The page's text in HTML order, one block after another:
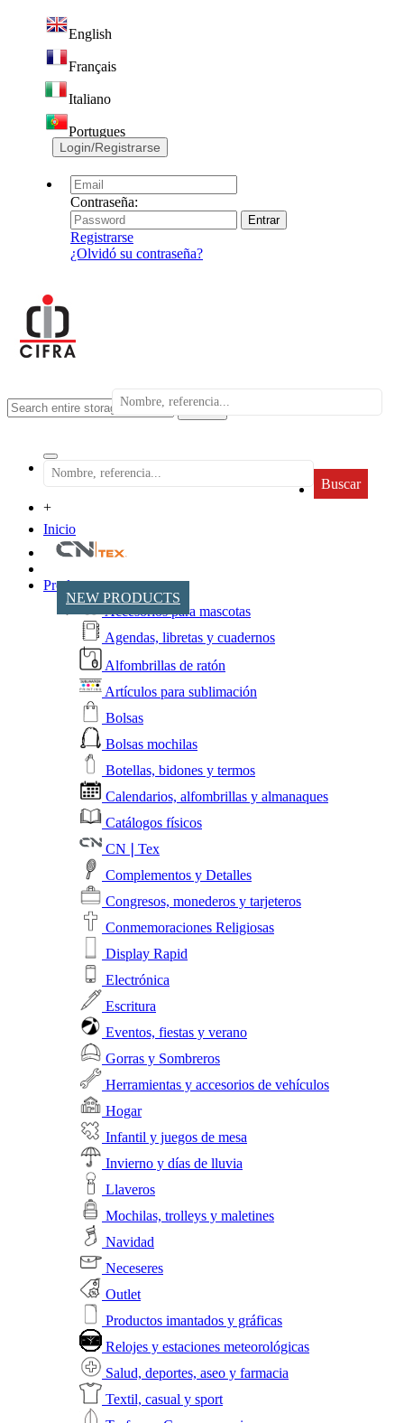
English
Français
Italiano
Portugues
Login/Registrarse
Contraseña:
Registrarse
¿Olvidó su contraseña?
search
Buscar
+
Inicio
NEW PRODUCTS
Productos
Accesorios para mascotas
Agendas, libretas y cuadernos
Alfombrillas de ratón
Artículos para sublimación
Bolsas
Bolsas mochilas
Botellas, bidones y termos
Calendarios, alfombrillas y almanaques
Catálogos físicos
CN❘Tex
Complementos y Detalles
Congresos, monederos y tarjeteros
Conmemoraciones Religiosas
Display Rapid
Electrónica
Escritura
Eventos, fiestas y verano
Gorras y Sombreros
Herramientas y accesorios de vehículos
Hogar
Infantil y juegos de mesa
Invierno y días de lluvia
Llaveros
Mochilas, trolleys y maletines
Navidad
Neceseres
Outlet
Productos imantados y gráficas
Relojes y estaciones meteorológicas
Salud, deportes, aseo y farmacia
Textil, casual y sport